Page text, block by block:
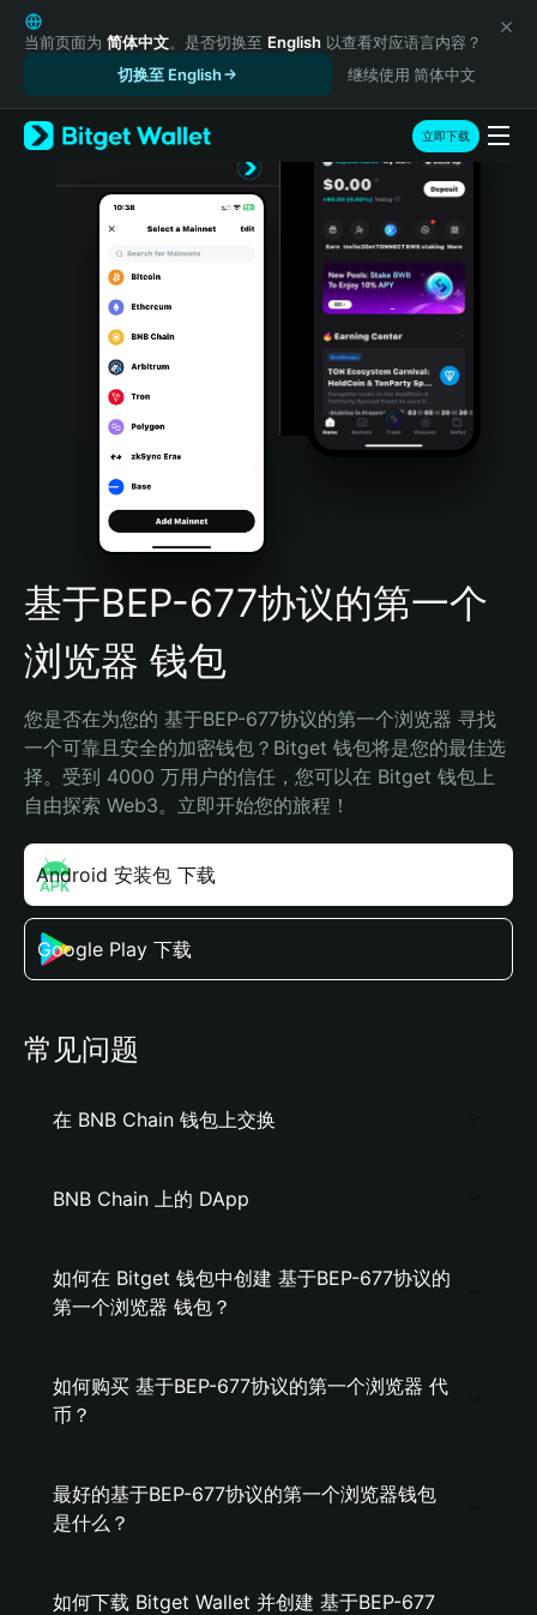
English
日本語
Русский
Español (Latinoamérica)
Türkçe
Português (Portugal)
Bahasa Indonesia
Português (Brasil)
Español (Argentina)
当前页面为 简体中文。是否切换至 English 以查看对应语言内容？
切换至 English
继续使用 简体中文
立即下载
基于BEP-677协议的第一个
浏览器 钱包
您是否在为您的 基于BEP-677协议的第一个浏览器 寻找
一个可靠且安全的加密钱包？Bitget 钱包将是您的最佳选
择。受到 4000 万用户的信任，您可以在 Bitget 钱包上
自由探索 Web3。立即开始您的旅程！
Android 安装包 下载
Google Play 下载
常见问题
在 BNB Chain 钱包上交换
BNB Chain 上的 DApp
如何在 Bitget 钱包中创建 基于BEP-677协议的
第一个浏览器 钱包？
如何购买 基于BEP-677协议的第一个浏览器 代
币？
最好的基于BEP-677协议的第一个浏览器钱包
是什么？
如何下载 Bitget Wallet 并创建 基于BEP-677